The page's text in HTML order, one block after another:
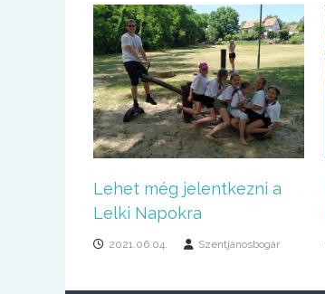
Lehet még jelentkezni a
Lelki Napokra
2021.06.04. Szentjánosbogár